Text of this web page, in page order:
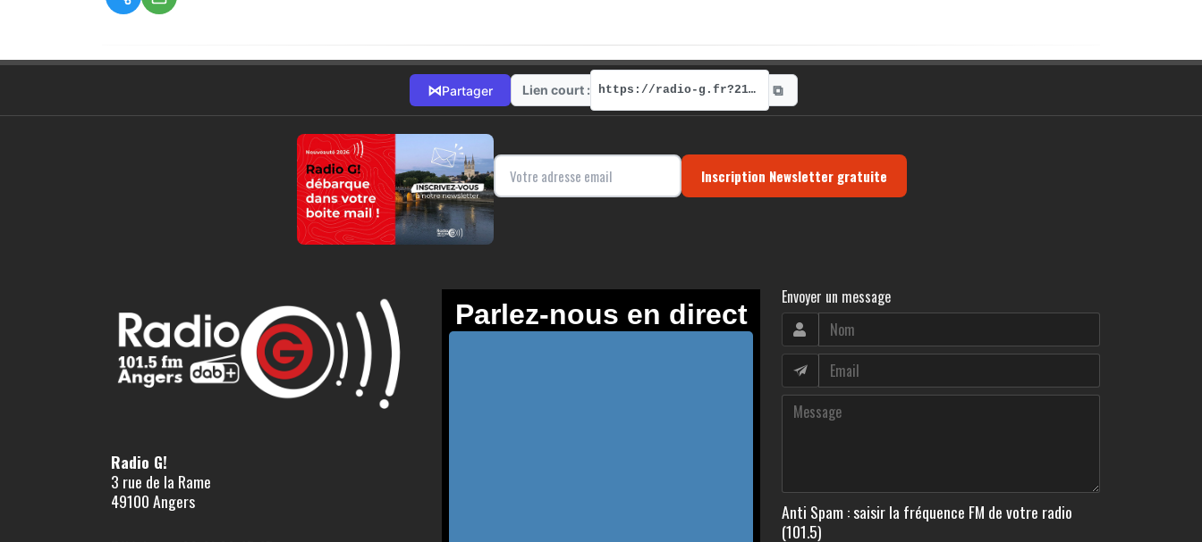
⋈Partager Lien court : https://radio-g.fr?21633 ⧉
Inscription Newsletter gratuite
Radio G!
3 rue de la Rame
49100 Angers
Envoyer un message
Anti Spam : saisir la fréquence FM de votre radio
(101.5)